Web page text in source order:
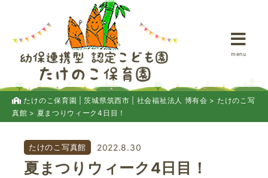
menu
たけのこ保育園 | 茨城県筑西市 | 社会福祉法人 博有会 > たけのこ写
真館 > 夏まつりウィーク4日目！
たけのこ写真館 2022.8.30
夏まつりウィーク4日目！